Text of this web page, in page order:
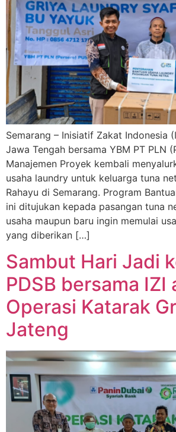
Semarang – Inisiatif Zakat Indonesia
Jawa Tengah bersama YBM PT PLN
Manajemen Proyek kembali
usaha laundry untuk keluarga tuna
Rahayu di Semarang. Program
ini ditujukan kepada pasangan tuna
usaha maupun baru ingin memulai
yang diberikan […]
Sambut Hari Jadi
PDSB bersama IZI
Operasi Katarak
Jateng